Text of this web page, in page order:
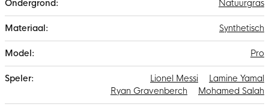
Natuurgras
Synthetisch
Pro
Lamine Yamal
Lionel Messi
Mohamed Salah
Ryan Gravenberch